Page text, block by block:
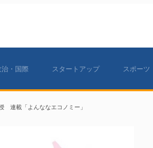
治・国際 スタートアップ スポーツ
連載「よんななエコノミー」